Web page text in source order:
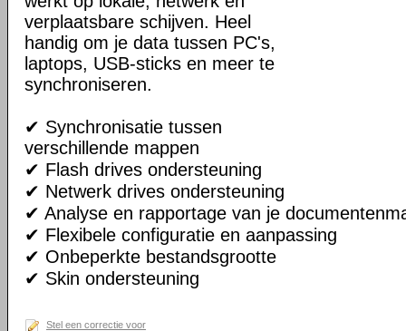
verplaatsbare schijven. Heel
handig om je data tussen PC's,
laptops, USB-sticks en meer te
synchroniseren.
✔ Synchronisatie tussen
verschillende mappen
✔ Flash drives ondersteuning
✔ Netwerk drives ondersteuning
✔ Analyse en rapportage van je
✔ Flexibele configuratie en aanpassing
✔ Onbeperkte bestandsgrootte
✔ Skin ondersteuning
Stel een correctie voor